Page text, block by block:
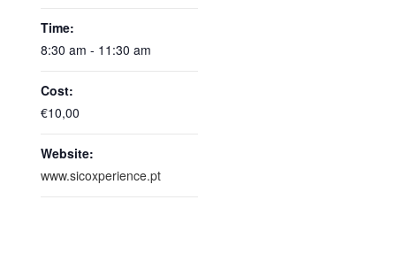
Time:
8:30 am - 11:30 am
Cost:
€10,00
Website:
www.sicoxperience.pt